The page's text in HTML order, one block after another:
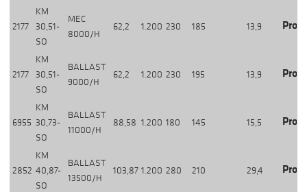
2177
KM
30,51-
SO
MEC
8000/H
62,2 1.200 230 185 13,9
2177
KM
30,51-
SO
BALLAST
9000/H
62,2 1.200 230 195 13,9
6955
KM
30,73-
SO
BALLAST
11000/H
88,58 1.200 180 145 15,5
2852
KM
40,87-
SO
BALLAST
13500/H
103,87 1.200 280 210 29,4